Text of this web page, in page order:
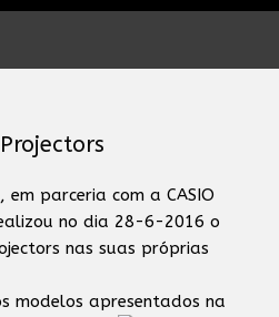
parceria com a CASIO
no dia 28-6-2016 o
nas suas próprias
modelos apresentados na